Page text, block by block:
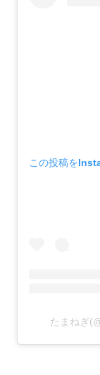
この投稿を
たまねぎ